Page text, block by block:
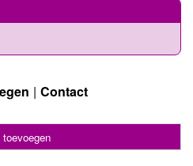
Contact
toevoegen